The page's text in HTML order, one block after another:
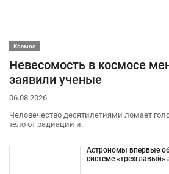
Космос
Невесомость в космосе
заявили ученые
06.08.2026
Человечество десятилетиями ломает
тело от радиации и..
Астрономы впервые
системе «трехглавый»